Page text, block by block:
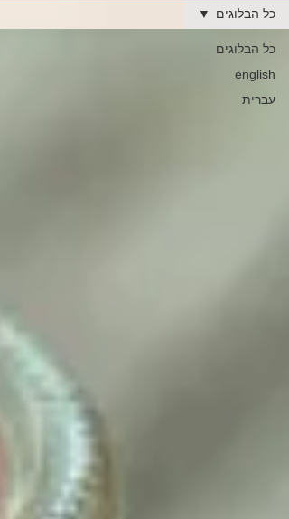
כל הבלוגים
english
עברית
כל הבלוגים